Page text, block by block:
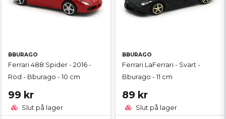
BBURAGO
Ferrari 488 Spider - 2016 -
Röd - Bburago - 10 cm
99 kr
Slut på lager
BBURAGO
Ferrari LaFerrari - Svart -
Bburago - 11 cm
89 kr
Slut på lager